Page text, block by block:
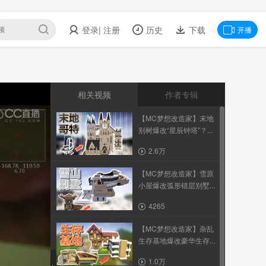
登录| 注册 历史 下载 开播
相关视频 作者专辑
【MC梦想改造家】末地
别树爆改“星辰钟塔”？...
2.6万
【MC梦想改造家】雪原
小屋爆改弧形错层别墅...
4265
【MC梦想改造家】杂乱
生存基地爆改豪华生存...
1.0万